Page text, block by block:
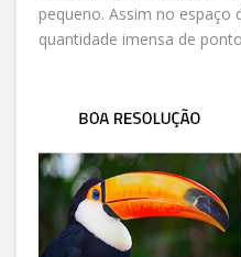
pequeno. Assim no espaço
quantidade imensa de